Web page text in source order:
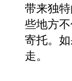
带来独
些地方
寄托。
走。